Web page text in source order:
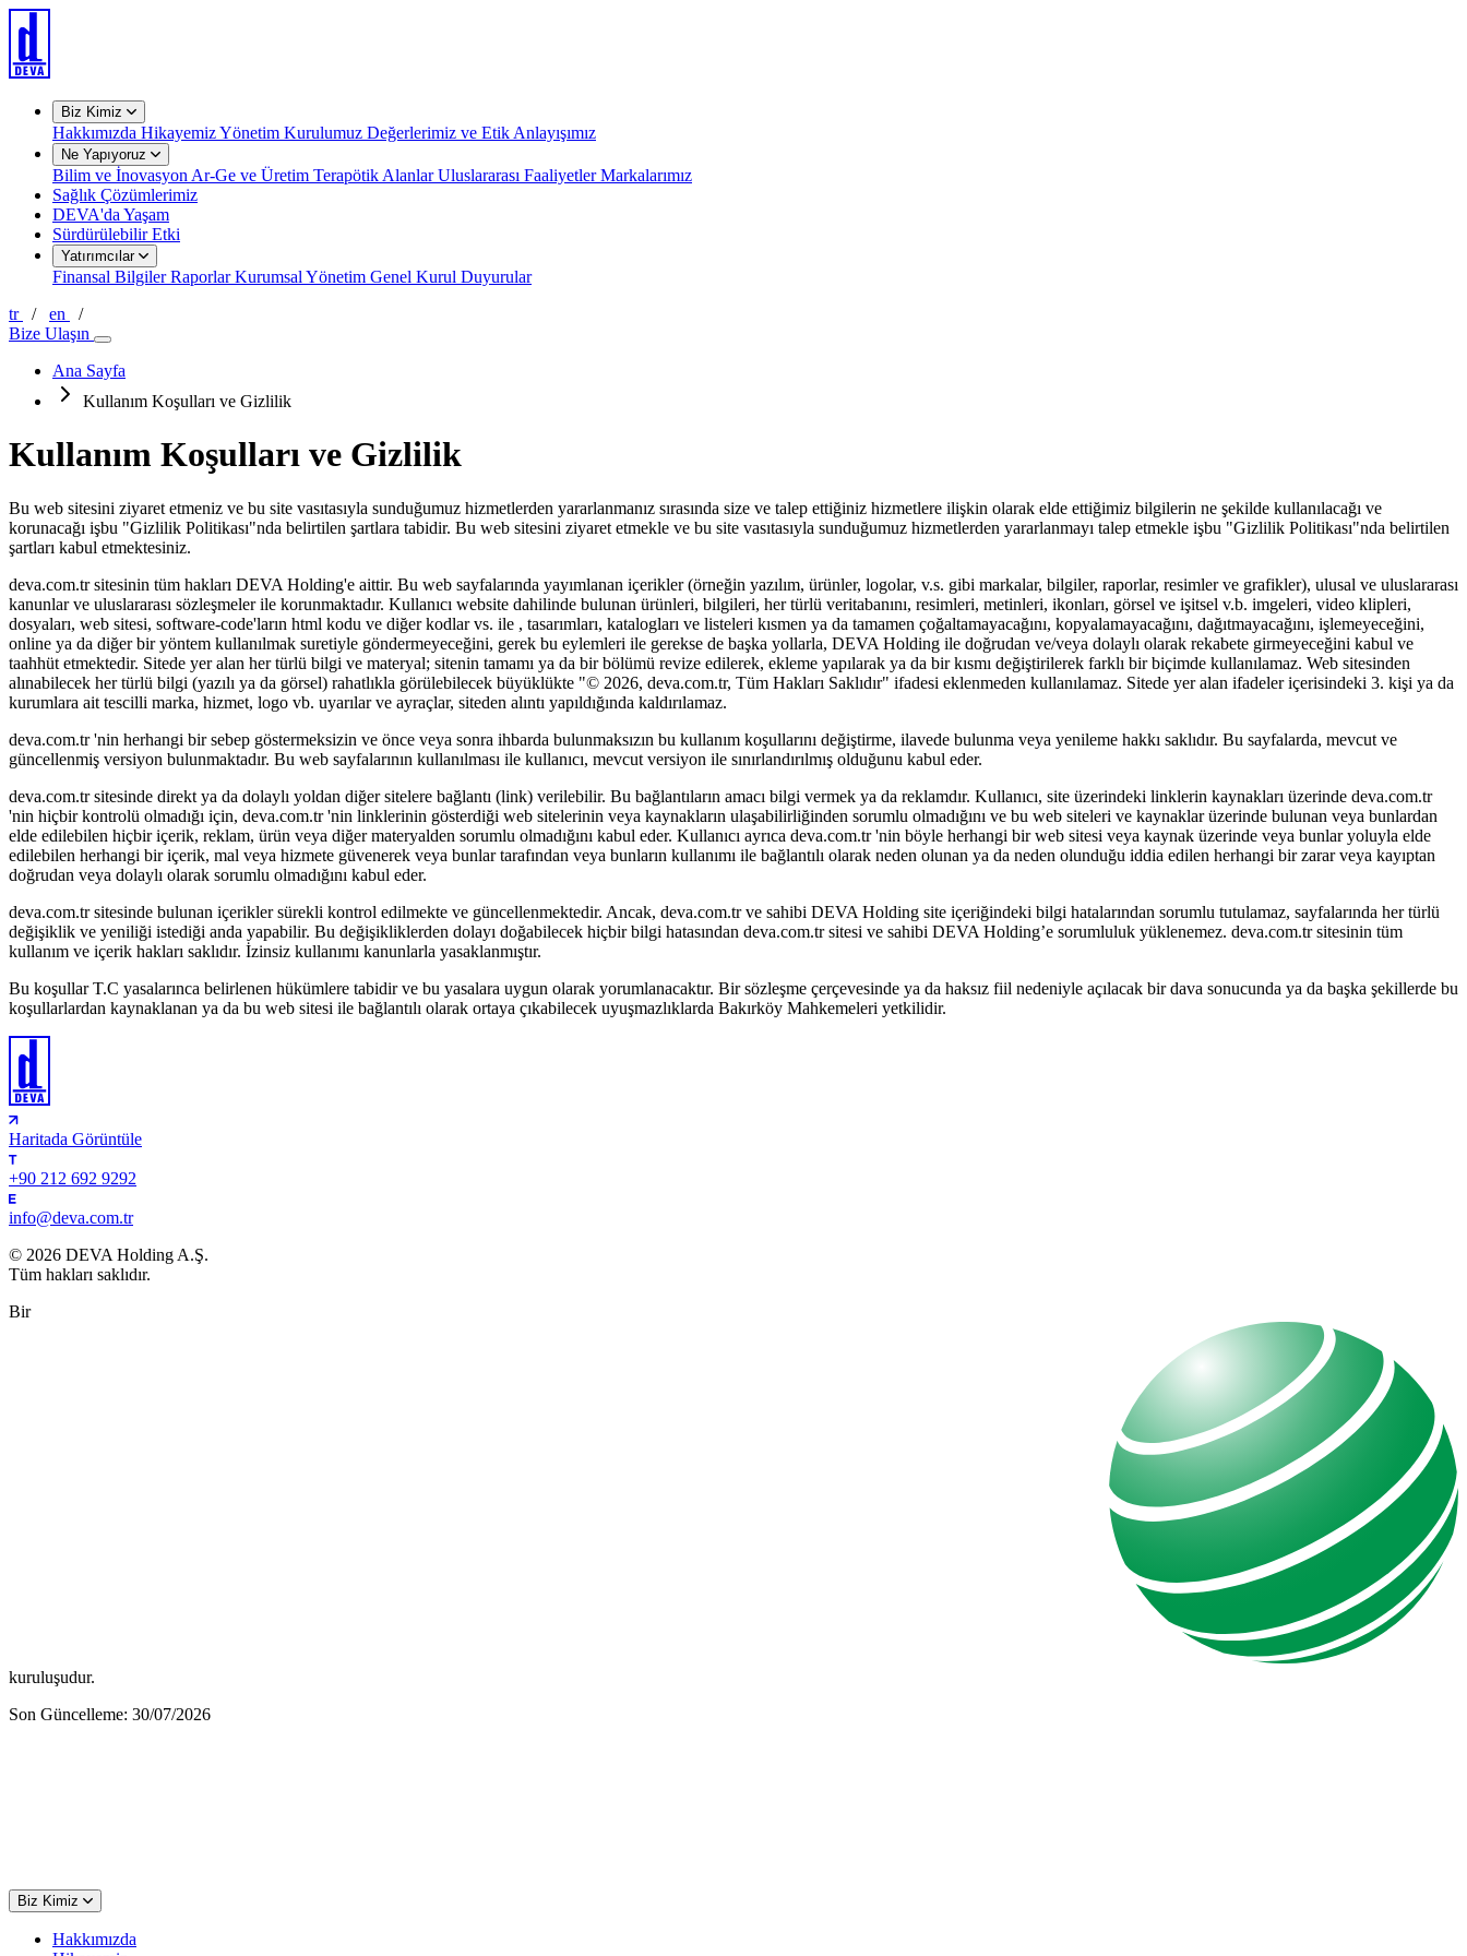
Biz Kimiz
Hakkımızda HikayemizYönetim Kurulumuz Değerlerimiz ve Etik Anlayışımız
Ne Yapıyoruz
Bilim ve İnovasyon Ar-Ge ve Üretim Terapötik AlanlarUluslararası FaaliyetlerMarkalarımız
Sağlık Çözümlerimiz
DEVA'da Yaşam
Sürdürülebilir Etki
Yatırımcılar
Finansal BilgilerRaporlarKurumsal Yönetim Genel Kurul Duyurular
tr
/ en
/
Bize Ulaşın
Ana Sayfa
Kullanım Koşulları ve Gizlilik
Kullanım Koşulları ve Gizlilik
Bu web sitesini ziyaret etmeniz ve bu site vasıtasıyla sunduğumuz hizmetlerden yararlanmanız sırasında size ve talep ettiğiniz hizmetlere ilişkin olarak elde ettiğimiz bilgilerin ne şekilde kullanılacağı ve
korunacağı işbu "Gizlilik Politikası"nda belirtilen şartlara tabidir. Bu web sitesini ziyaret etmekle ve bu site vasıtasıyla sunduğumuz hizmetlerden yararlanmayı talep etmekle işbu "Gizlilik Politikası"nda belirtilen
şartları kabul etmektesiniz.
deva.com.tr sitesinin tüm hakları DEVA Holding'e aittir. Bu web sayfalarında yayımlanan içerikler (örneğin yazılım, ürünler, logolar, v.s. gibi markalar, bilgiler, raporlar, resimler ve grafikler), ulusal ve uluslararası
kanunlar ve uluslararası sözleşmeler ile korunmaktadır. Kullanıcı website dahilinde bulunan ürünleri, bilgileri, her türlü veritabanını, resimleri, metinleri, ikonları, görsel ve işitsel v.b. imgeleri, video klipleri,
dosyaları, web sitesi, software-code'ların html kodu ve diğer kodlar vs. ile , tasarımları, katalogları ve listeleri kısmen ya da tamamen çoğaltamayacağını, kopyalamayacağını, dağıtmayacağını, işlemeyeceğini,
online ya da diğer bir yöntem kullanılmak suretiyle göndermeyeceğini, gerek bu eylemleri ile gerekse de başka yollarla, DEVA Holding ile doğrudan ve/veya dolaylı olarak rekabete girmeyeceğini kabul ve
taahhüt etmektedir. Sitede yer alan her türlü bilgi ve materyal; sitenin tamamı ya da bir bölümü revize edilerek, ekleme yapılarak ya da bir kısmı değiştirilerek farklı bir biçimde kullanılamaz. Web sitesinden
alınabilecek her türlü bilgi (yazılı ya da görsel) rahatlıkla görülebilecek büyüklükte "© 2026, deva.com.tr, Tüm Hakları Saklıdır" ifadesi eklenmeden kullanılamaz. Sitede yer alan ifadeler içerisindeki 3. kişi ya da
kurumlara ait tescilli marka, hizmet, logo vb. uyarılar ve ayraçlar, siteden alıntı yapıldığında kaldırılamaz.
deva.com.tr 'nin herhangi bir sebep göstermeksizin ve önce veya sonra ihbarda bulunmaksızın bu kullanım koşullarını değiştirme, ilavede bulunma veya yenileme hakkı saklıdır. Bu sayfalarda, mevcut ve
güncellenmiş versiyon bulunmaktadır. Bu web sayfalarının kullanılması ile kullanıcı, mevcut versiyon ile sınırlandırılmış olduğunu kabul eder.
deva.com.tr sitesinde direkt ya da dolaylı yoldan diğer sitelere bağlantı (link) verilebilir. Bu bağlantıların amacı bilgi vermek ya da reklamdır. Kullanıcı, site üzerindeki linklerin kaynakları üzerinde deva.com.tr
'nin hiçbir kontrolü olmadığı için, deva.com.tr 'nin linklerinin gösterdiği web sitelerinin veya kaynakların ulaşabilirliğinden sorumlu olmadığını ve bu web siteleri ve kaynaklar üzerinde bulunan veya bunlardan
elde edilebilen hiçbir içerik, reklam, ürün veya diğer materyalden sorumlu olmadığını kabul eder. Kullanıcı ayrıca deva.com.tr 'nin böyle herhangi bir web sitesi veya kaynak üzerinde veya bunlar yoluyla elde
edilebilen herhangi bir içerik, mal veya hizmete güvenerek veya bunlar tarafından veya bunların kullanımı ile bağlantılı olarak neden olunan ya da neden olunduğu iddia edilen herhangi bir zarar veya kayıptan
doğrudan veya dolaylı olarak sorumlu olmadığını kabul eder.
deva.com.tr sitesinde bulunan içerikler sürekli kontrol edilmekte ve güncellenmektedir. Ancak, deva.com.tr ve sahibi DEVA Holding site içeriğindeki bilgi hatalarından sorumlu tutulamaz, sayfalarında her türlü
değişiklik ve yeniliği istediği anda yapabilir. Bu değişikliklerden dolayı doğabilecek hiçbir bilgi hatasından deva.com.tr sitesi ve sahibi DEVA Holding’e sorumluluk yüklenemez. deva.com.tr sitesinin tüm
kullanım ve içerik hakları saklıdır. İzinsiz kullanımı kanunlarla yasaklanmıştır.
Bu koşullar T.C yasalarınca belirlenen hükümlere tabidir ve bu yasalara uygun olarak yorumlanacaktır. Bir sözleşme çerçevesinde ya da haksız fiil nedeniyle açılacak bir dava sonucunda ya da başka şekillerde bu
koşullarlardan kaynaklanan ya da bu web sitesi ile bağlantılı olarak ortaya çıkabilecek uyuşmazlıklarda Bakırköy Mahkemeleri yetkilidir.
Haritada Görüntüle
+90 212 692 9292
info@deva.com.tr
© 2026 DEVA Holding A.Ş.
Tüm hakları saklıdır.
Bir
kuruluşudur.
Son Güncelleme: 30/07/2026
Biz Kimiz
Hakkımızda